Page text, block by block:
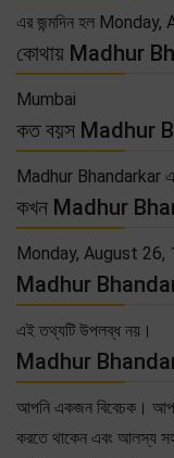
এর জন্মদিন হল
কোথায় Madhur
Mumbai
কত বয়স Madhur
Madhur Bhandarkar
কখন Madhur
Monday, August 26,
Madhur
এই তথ্যটি উপলব্ধ নয়।
Madhur
আপনি একজন বিবেচক।
করতে থাকেন এবং আলস্য